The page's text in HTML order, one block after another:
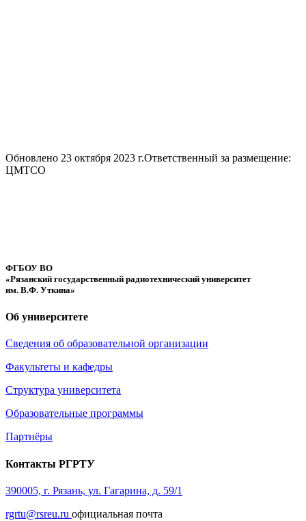
Обновлено 23 октября 2023 г.Ответственный за размещение:
ЦМТСО
ФГБОУ ВО
«Рязанский государственный радиотехнический университет
им. В.Ф. Уткина»
Об университете
Сведения об образовательной организации
Факультеты и кафедры
Структура университета
Образовательные программы
Партнёры
Контакты РГРТУ
390005, г. Рязань, ул. Гагарина, д. 59/1
rgrtu@rsreu.ru официальная почта